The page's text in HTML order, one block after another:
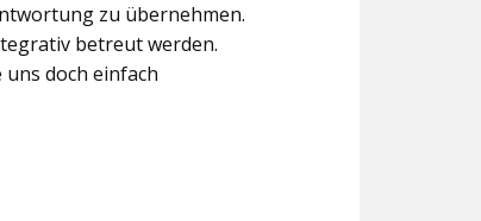
zu übernehmen.
betreut werden.
doch einfach